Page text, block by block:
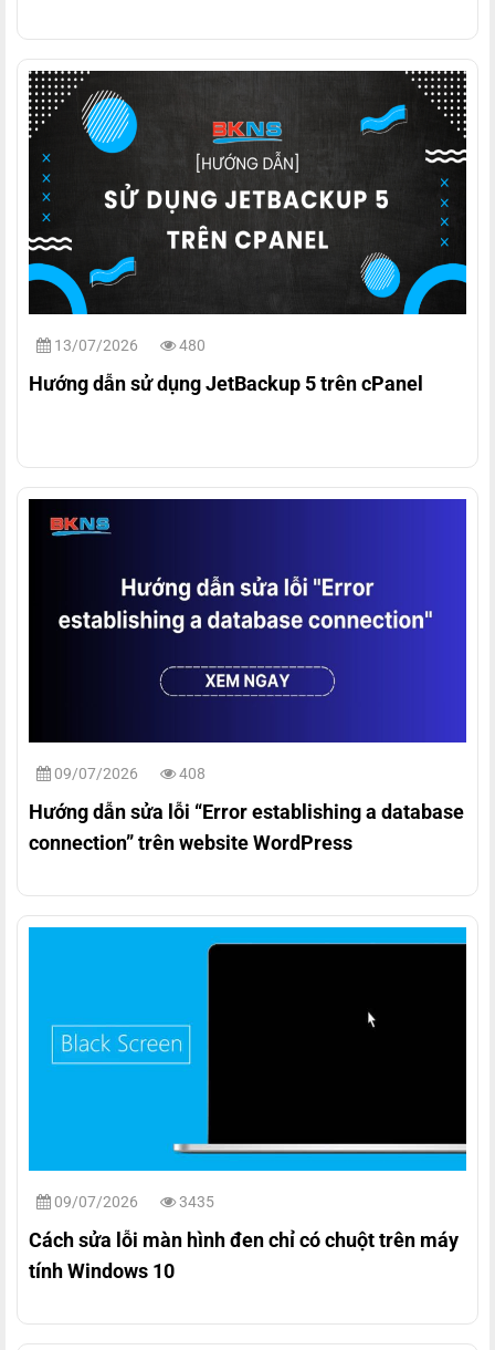
13/07/2026 480
Hướng dẫn sử dụng JetBackup 5 trên cPanel
09/07/2026 408
Hướng dẫn sửa lỗi “Error establishing a database
connection” trên website WordPress
09/07/2026 3435
Cách sửa lỗi màn hình đen chỉ có chuột trên máy
tính Windows 10